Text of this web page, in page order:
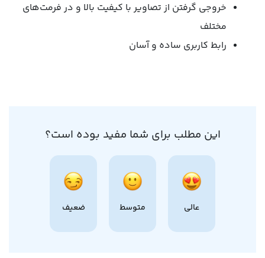
خروجی گرفتن از تصاویر با کیفیت بالا و در فرمت‌های
مختلف
رابط کاربری ساده و آسان
این مطلب برای شما مفید بوده است؟
عالی متوسط ضعیف